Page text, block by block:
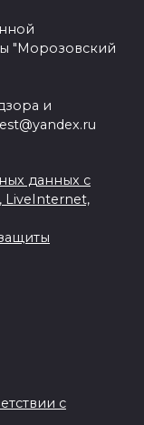
"Морозовский
и
данных с
LiveInternet,
с